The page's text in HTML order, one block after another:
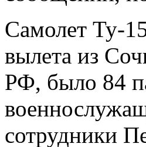
Самолет Ту-
вылета из
РФ, было 84
сотрудники